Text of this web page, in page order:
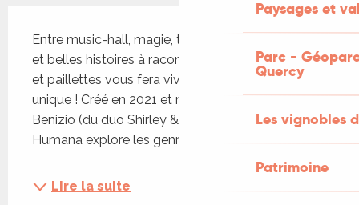
Paysages et
Parc -
Quercy
Les vignobles
Patrimoine
Entre music-hall, magie, théâtre, envolées lyriques
et belles histoires à raconter, ce Loto en chansons
et paillettes vous fera vivre une soirée déjantée
unique ! Créé en 2021 et mis en scène par Corinne
Benizio (du duo Shirley & Dino), le Trio Musica
Humana explore les genres musicaux, de...
Lire la suite